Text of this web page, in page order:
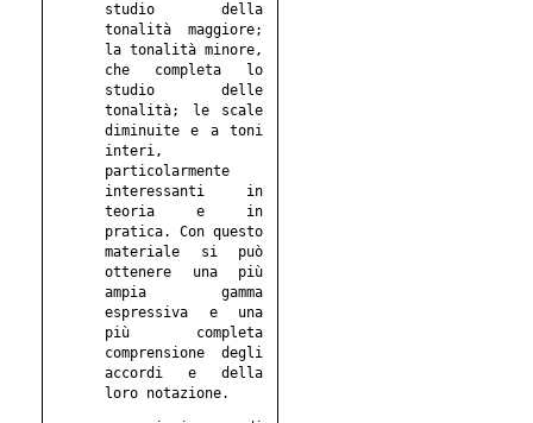
studio della
tonalità maggiore;
la tonalità minore,
che completa lo
studio delle
tonalità; le scale
diminuite e a toni
interi,
particolarmente
interessanti in
teoria e in
pratica. Con questo
materiale si può
ottenere una più
ampia gamma
espressiva e una
più completa
comprensione degli
accordi e della
loro notazione.